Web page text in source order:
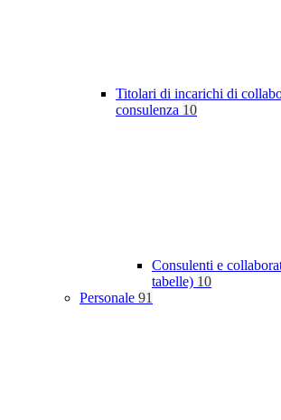
Titolari di incarichi di
consulenza 10
Consulenti e
tabelle) 10
Personale 91